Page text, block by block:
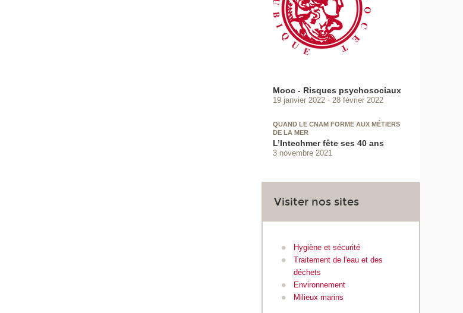
Mooc - Risques psychosociaux
19 janvier 2022 28 février 2022
QUAND LE CNAM FORME AUX MÉTIERS
DE LA MER
L’Intechmer fête ses 40 ans
3 novembre 2021
Visiter nos sites
Hygiène et sécurité
Traitement de l'eau et des
déchets
Environnement
Milieux marins